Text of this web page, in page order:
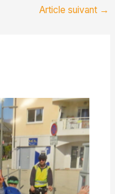
Article suivant →